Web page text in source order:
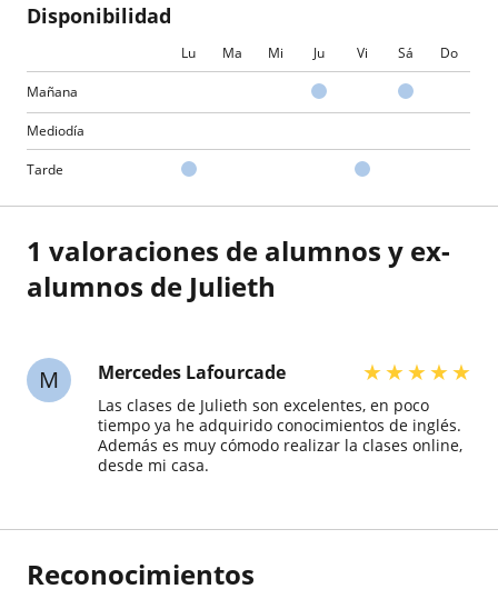
Disponibilidad
Lu Ma Mi Ju Vi Sá Do
Mañana
Mediodía
Tarde
1 valoraciones de alumnos y ex-
alumnos de Julieth
M Mercedes Lafourcade ★★★★★
Las clases de Julieth son excelentes, en poco
tiempo ya he adquirido conocimientos de inglés.
Además es muy cómodo realizar la clases online,
desde mi casa.
Reconocimientos